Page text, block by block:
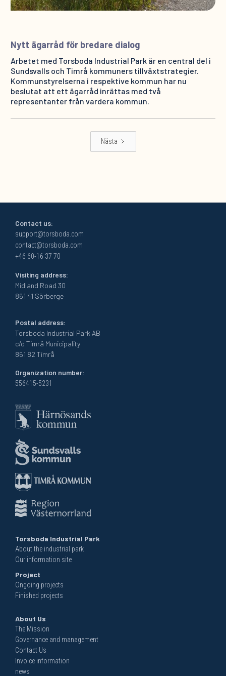
Nytt ägarråd för bredare dialog
Arbetet med Torsboda Industrial Park är en central del i
Sundsvalls och Timrå kommuners tillväxtstrategier.
Kommunstyrelserna i respektive kommun har nu
beslutat att ett ägarråd inrättas med två
representanter från vardera kommun.
Nästa
Contact us:
support@torsboda.com
contact@torsboda.com
+46 60-16 37 70
Visiting address:
Midland Road 30
861 41 Sörberge
Postal address:
Torsboda Industrial Park AB
c/o Timrå Municipality
861 82 Timrå
Organization number:
556415-5231
Torsboda Industrial Park
About the industrial park
Our information site
Project
Ongoing projects
Finished projects
About Us
The Mission
Governance and management
Contact Us
Invoice information
news